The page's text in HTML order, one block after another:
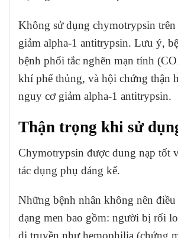
Không sử dụng chymotrypsin trên
giảm alpha-1 antitrypsin. Lưu ý,
bệnh phổi tắc nghẽn mạn tính
khí phế thủng, và hội chứng thận
nguy cơ giảm alpha-1 antitrypsin.
Thận trọng khi sử
Chymotrypsin được dung nạp tốt
tác dụng phụ đáng kể.
Những bệnh nhân không nên
dạng men bao gồm: người bị rối